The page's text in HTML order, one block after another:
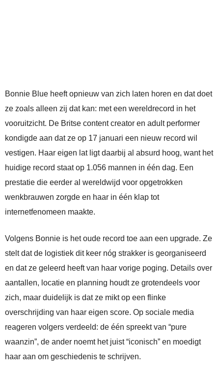
Bonnie Blue heeft opnieuw van zich laten horen en dat doet
ze zoals alleen zij dat kan: met een wereldrecord in het
vooruitzicht. De Britse content creator en adult performer
kondigde aan dat ze op 17 januari een nieuw record wil
vestigen. Haar eigen lat ligt daarbij al absurd hoog, want het
huidige record staat op 1.056 mannen in één dag. Een
prestatie die eerder al wereldwijd voor opgetrokken
wenkbrauwen zorgde en haar in één klap tot
internetfenomeen maakte.
Volgens Bonnie is het oude record toe aan een upgrade. Ze
stelt dat de logistiek dit keer nóg strakker is georganiseerd
en dat ze geleerd heeft van haar vorige poging. Details over
aantallen, locatie en planning houdt ze grotendeels voor
zich, maar duidelijk is dat ze mikt op een flinke
overschrijding van haar eigen score. Op sociale media
reageren volgers verdeeld: de één spreekt van “pure
waanzin”, de ander noemt het juist “iconisch” en moedigt
haar aan om geschiedenis te schrijven.